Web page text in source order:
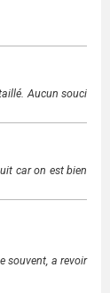
Aucun souci
car on est bien
souvent, a revoir